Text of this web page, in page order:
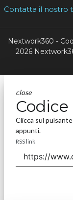
Contatta il nostro
Nextwork360 -
2026
close
Codice
Clicca sul
appunti.
RSS link